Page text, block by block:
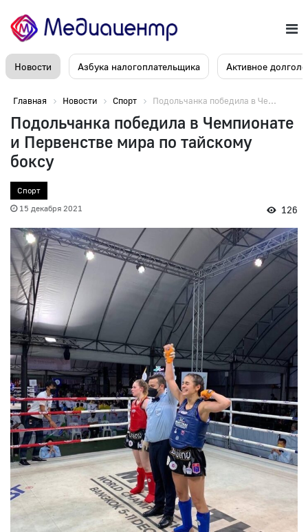
Новости Азбука налогоплательщика Активное
Главная Новости Спорт Подольчанка победила в Че...
Подольчанка победила в Чемпионате
и Первенстве мира по тайскому
боксу
Спорт
15 декабря 2021
126